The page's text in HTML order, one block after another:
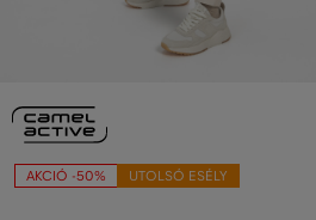
AKCIÓ -50% UTOLSÓ ESÉLY